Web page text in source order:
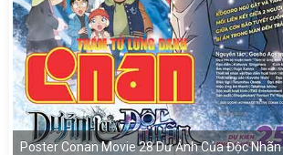
Poster Conan Movie 28 Dư Ảnh Của Độc Nhãn